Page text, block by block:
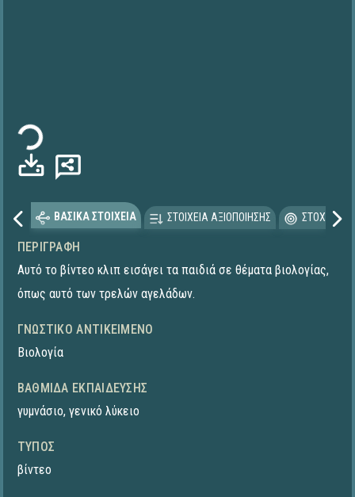
Φόρτωση...
ΒΑΣΙΚΑ ΣΤΟΙΧΕΙΑ ΣΤΟΙΧΕΙΑ ΑΞΙΟΠΟΙΗΣΗΣ
ΠΕΡΙΓΡΑΦΉ
Αυτό το βίντεο κλιπ εισάγει τα παιδιά σε θέματα βιολογίας,
όπως αυτό των τρελών αγελάδων.
ΓΝΩΣΤΙΚΌ ΑΝΤΙΚΕΊΜΕΝΟ
Βιολογία
ΒΑΘΜΊΔΑ ΕΚΠΑΊΔΕΥΣΗΣ
γυμνάσιο, γενικό λύκειο
ΤΎΠΟΣ
βίντεο